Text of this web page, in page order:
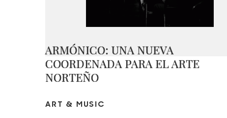
ARMÓNICO: UNA NUEVA
COORDENADA PARA EL ARTE
NORTEÑO
ART & MUSIC